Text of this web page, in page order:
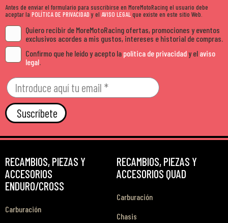
Antes de enviar el formulario para suscribirse en MoreMotoRacing el usuario debe
aceptar la POLÍTICA DE PRIVACIDADy el AVISO LEGALque existe en este sitio Web.
Quiero recibir de MoreMotoRacing ofertas, promociones y eventos
exclusivos acordes a mis gustos, intereses e historial de compras.
Confirmo que he leído y acepto la política de privacidady el aviso
legal.
Suscríbete
RECAMBIOS, PIEZAS Y
ACCESORIOS
ENDURO/CROSS
Carburación
RECAMBIOS, PIEZAS Y
ACCESORIOS QUAD
Carburación
Chasis